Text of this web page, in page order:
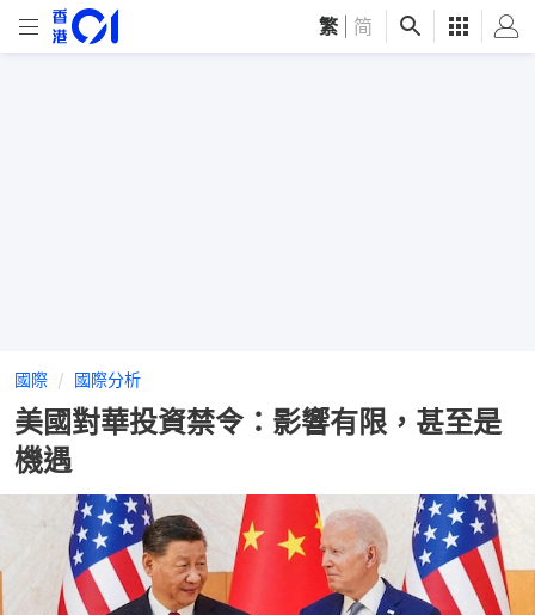
繁 简
國際 國際分析
美國對華投資禁令：影響有限，甚至是
機遇